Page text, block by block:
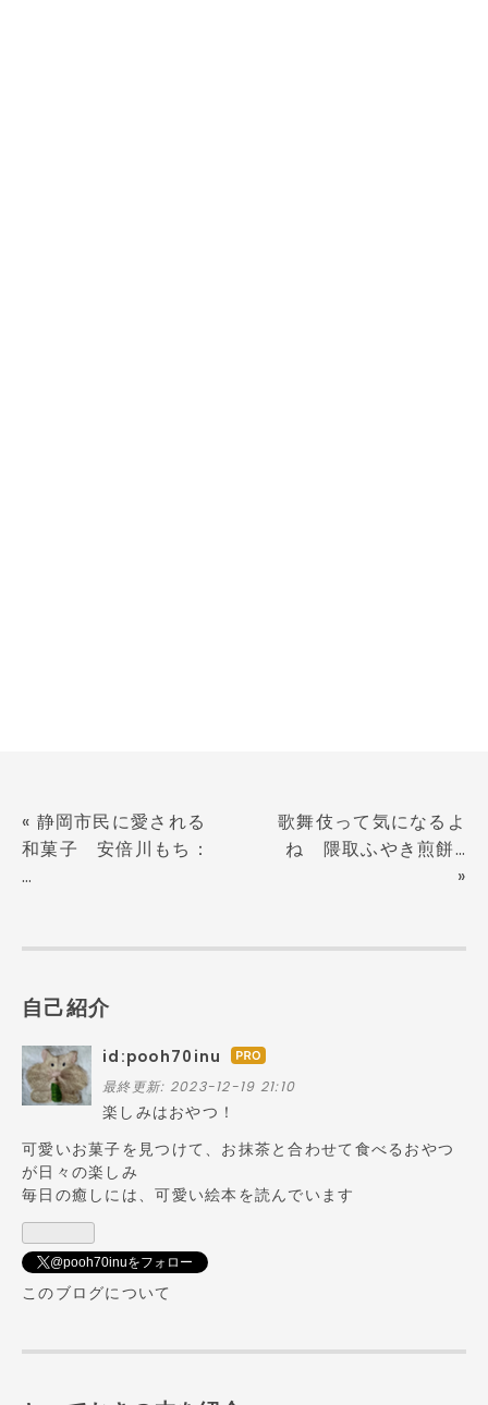
« 静岡市民に愛される
和菓子 安倍川もち：
…
歌舞伎って気になるよ
ね 隈取ふやき煎餅…
»
自己紹介
id:pooh70inu はて
なブ
最終更新: 2023-12-19 21:10
楽しみはおやつ！
可愛いお菓子を見つけて、お抹茶と合わせて食べるおやつ
が日々の楽しみ
毎日の癒しには、可愛い絵本を読んでいます
@pooh70inuをフォロー
このブログについて